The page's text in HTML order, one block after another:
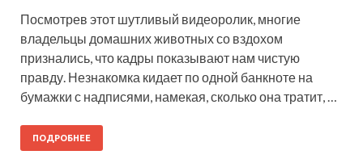
Посмотрев этот шутливый видеоролик, многие
владельцы домашних животных со вздохом
признались, что кадры показывают нам чистую
правду. Незнакомка кидает по одной банкноте на
бумажки с надписями, намекая, сколько она тратит, …
ПОДРОБНЕЕ